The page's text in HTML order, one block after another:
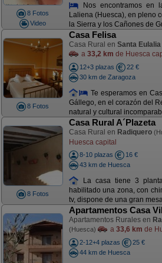
8 Fotos
Video
Nos encontramos en
Laliena (Huesca), en pleno
la Sierra y los Cañones de
8 Fotos
Casa Felisa
Casa Rural en Santa
a 33,2 km de Huesca
12+3 plazas
22 €
30 km de Zaragoza
Te esperamos en
Gállego, en el corazón del
natural y cultural
8 Fotos
Casa Rural A´Plazeta
Casa Rural en Radiquero
Huesca capital
8-10 plazas
16 €
43 km de Huesca
La casa tiene 3
habilitado una zona, con
tv, dispone de una gran
Apartamentos Casa
Apartamentos Rurales en
(Huesca) a 33,6 km de
2-12+4 plazas
25 €
44 km de Huesca